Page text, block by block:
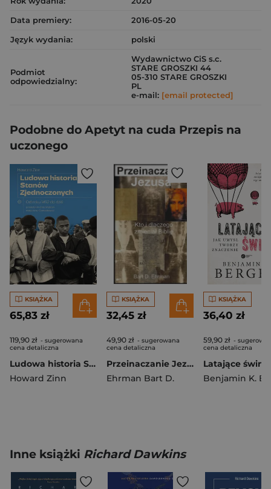
Data premiery:
2016-05-20
Język wydania:
polski
Podmiot
odpowiedzialny:
Wydawnictwo CiS s.c.
STARE GROSZKI 44
05-310 STARE GROSZKI
PL
e-mail: [email protected]
Podobne do Apetyt na cuda Przepis na
uczonego
KSIĄŻKA
65,83 zł
119,90 zł - sugerowana
cena detaliczna
Ludowa historia Stanów Zjednoczonych. Od roku 1492 do dziś wyd. 2
Howard Zinn
KSIĄŻKA
32,45 zł
49,90 zł - sugerowana
cena detaliczna
Przeinaczanie Jezusa Kto i dlaczego zmieniał Biblię
Ehrman Bart D.
KSIĄŻKA
36,40 zł
59,90 zł -
cena detaliczna
Inne książki Richard Dawkins